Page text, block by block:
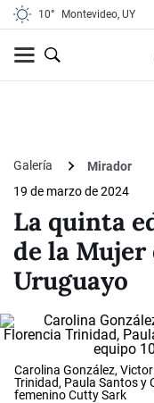
10° Montevideo, UY
Galería
Mirador
19 de marzo de 2024
La quinta
de la Mujer
Uruguayo
Carolina González,
Trinidad, Paula Santos y
femenino Cutty Sark